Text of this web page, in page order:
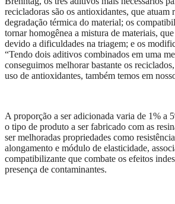
recicladoras são os antioxidantes, que atuam
degradação térmica do material; os
tornar homogênea a mistura de materiais,
devido a dificuldades na triagem; e os
“Tendo dois aditivos combinados em uma
conseguimos melhorar bastante os
uso de antioxidantes, também temos em
A proporção a ser adicionada varia de 1% a
o tipo de produto a ser fabricado com as
ser melhoradas propriedades como
alongamento e módulo de elasticidade,
compatibilizante que combate os efeitos
presença de contaminantes.